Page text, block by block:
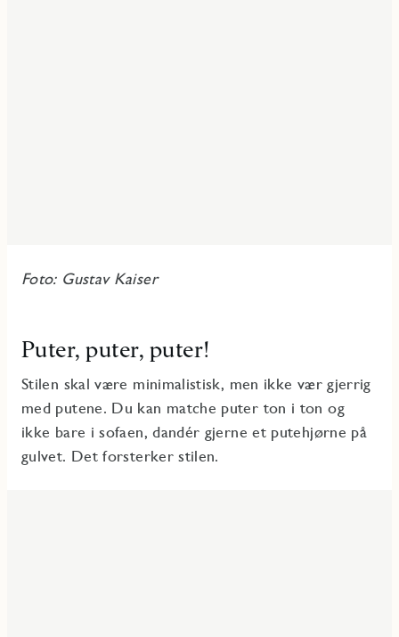
Foto: Gustav Kaiser
Puter, puter, puter!
Stilen skal være minimalistisk, men ikke vær gjerrig
med putene. Du kan matche puter ton i ton og
ikke bare i sofaen, dandér gjerne et putehjørne på
gulvet. Det forsterker stilen.